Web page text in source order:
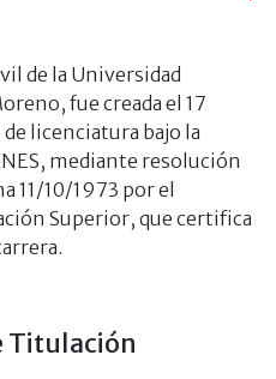
de la Universidad
fue creada el 17
licenciatura bajo la
mediante resolución
11/10/1973 por el
Superior, que certifica
Titulación